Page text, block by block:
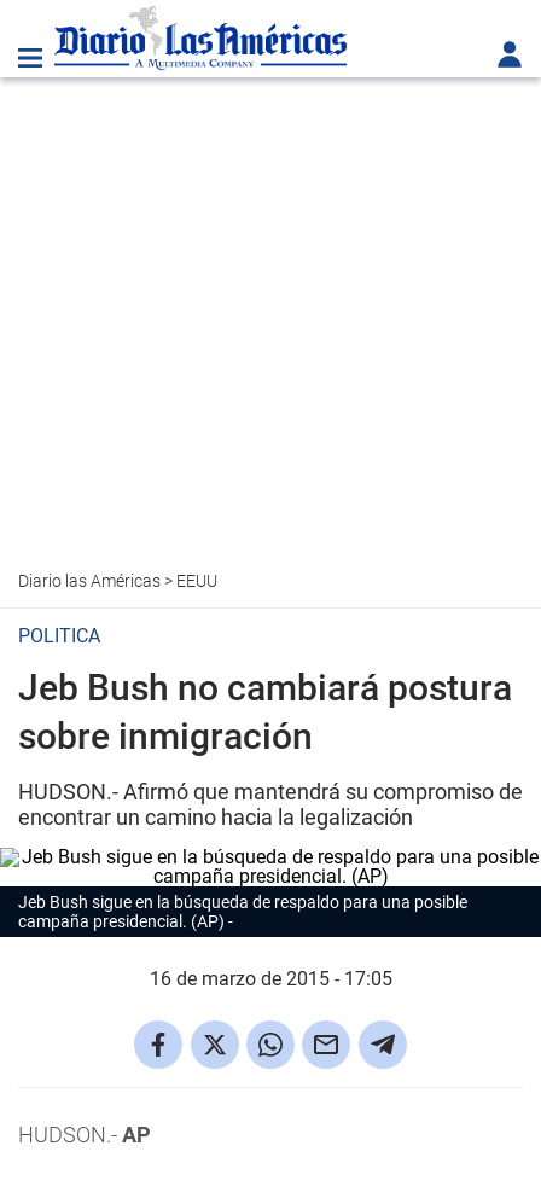
Diario las Américas> EEUU
POLITICA
Jeb Bush no cambiará postura
sobre inmigración
HUDSON.- Afirmó que mantendrá su compromiso de
encontrar un camino hacia la legalización
Jeb Bush sigue en la búsqueda de respaldo para una posible
campaña presidencial. (AP)
16 de marzo de 2015 - 17:05
HUDSON.-AP